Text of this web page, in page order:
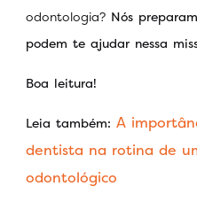
odontologia? Nós
podem te ajudar nessa
Boa leitura!
Leia também: A
dentista na rotina de
odontológico